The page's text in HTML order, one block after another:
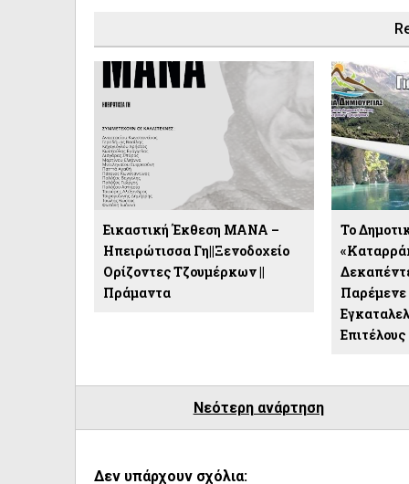
Εικαστική Έκθεση ΜΑΝΑ –
Ηπειρώτισσα Γη||Ξενοδοχείο
Ορίζοντες Τζουμέρκων ||
Πράμαντα
Το
Παρέμενε
Νεότερη ανάρτηση
Δεν υπάρχουν σχόλια: